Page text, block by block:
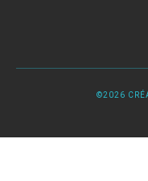
©2026